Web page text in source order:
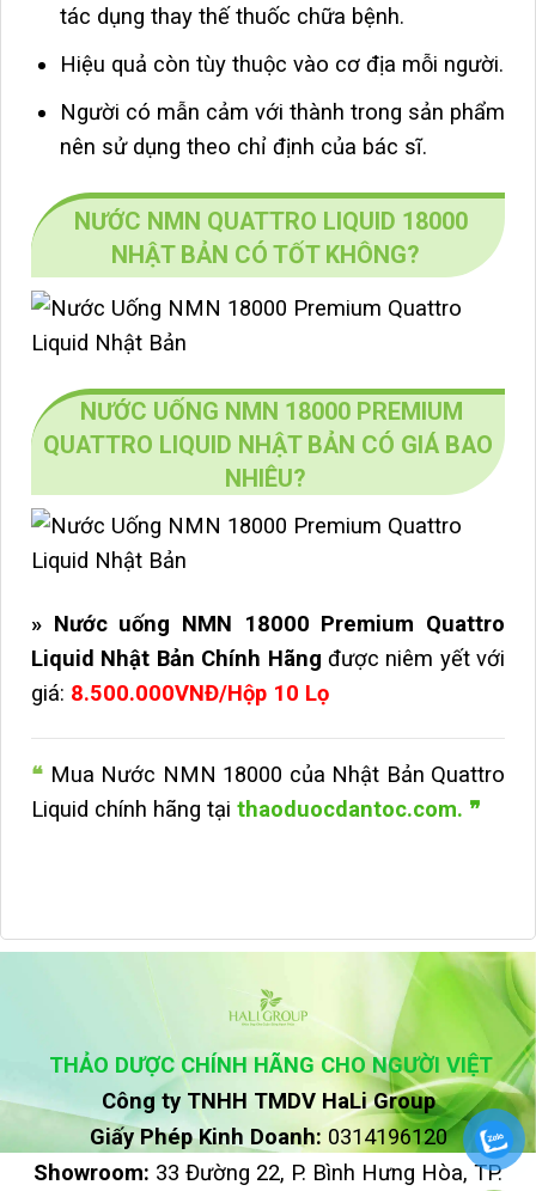
tác dụng thay thế thuốc chữa bệnh.
Hiệu quả còn tùy thuộc vào cơ địa mỗi người.
Người có mẫn cảm với thành trong sản phẩm
nên sử dụng theo chỉ định của bác sĩ.
NƯỚC NMN QUATTRO LIQUID 18000
NHẬT BẢN CÓ TỐT KHÔNG?
NƯỚC UỐNG NMN 18000 PREMIUM
QUATTRO LIQUID NHẬT BẢN CÓ GIÁ BAO
NHIÊU?
» Nước uống NMN 18000 Premium Quattro
Liquid Nhật Bản Chính Hãng được niêm yết với
giá: 8.500.000VNĐ/Hộp 10 Lọ
❝ Mua Nước NMN 18000 của Nhật Bản Quattro
Liquid chính hãng tại thaoduocdantoc.com. ❞
THẢO DƯỢC CHÍNH HÃNG CHO NGƯỜI VIỆT
Công ty TNHH TMDV HaLi Group
Giấy Phép Kinh Doanh: 0314196120
Showroom: 33 Đường 22, P. Bình Hưng Hòa, TP.